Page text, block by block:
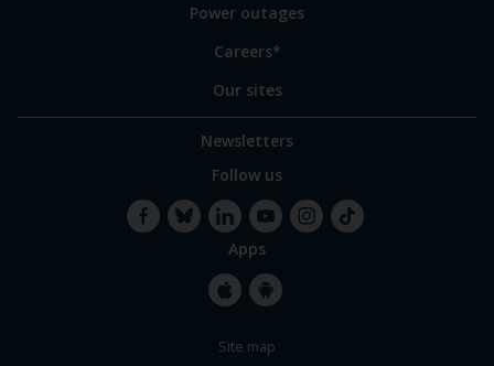
Power outages
Careers*
Our sites
Newsletters
Follow us
LinkedInYouTube
Apps
Site map